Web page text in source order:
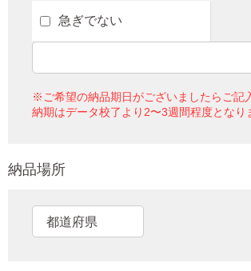
急ぎでない
※ご希望の納品期日がございましたらご記
納期はデータ校了より2〜3週間程度となり
納品場所